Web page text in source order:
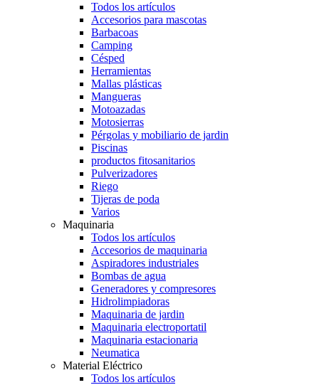
Todos los artículos
Accesorios para mascotas
Barbacoas
Camping
Césped
Herramientas
Mallas plásticas
Mangueras
Motoazadas
Motosierras
Pérgolas y mobiliario de jardin
Piscinas
productos fitosanitarios
Pulverizadores
Riego
Tijeras de poda
Varios
Maquinaria
Todos los artículos
Accesorios de maquinaria
Aspiradores industriales
Bombas de agua
Generadores y compresores
Hidrolimpiadoras
Maquinaria de jardin
Maquinaria electroportatil
Maquinaria estacionaria
Neumatica
Material Eléctrico
Todos los artículos